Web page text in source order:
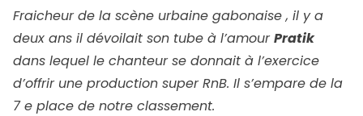
Fraicheur de la scène urbaine gabonaise , il y a
deux ans il dévoilait son tube à l’amourPratik
dans lequel le chanteur se donnait à l’exercice
d’offrir une production super RnB. Il s’empare de la
7 e place de notre classement.